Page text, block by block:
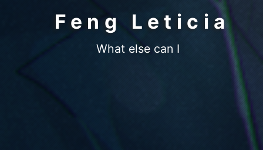
Feng Leticia
What else can I do ?